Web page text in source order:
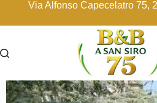
Via Alfonso Capecelatro 75,